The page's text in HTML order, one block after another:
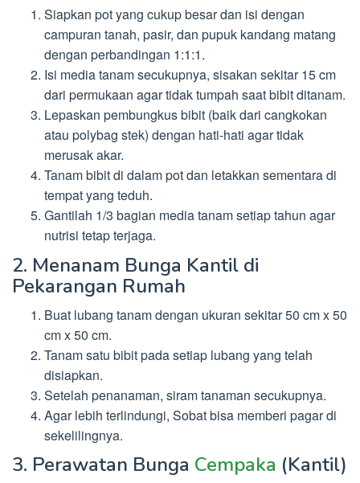
Siapkan pot yang cukup besar dan isi dengan
campuran tanah, pasir, dan pupuk kandang matang
dengan perbandingan 1:1:1.
Isi media tanam secukupnya, sisakan sekitar 15 cm
dari permukaan agar tidak tumpah saat bibit ditanam.
Lepaskan pembungkus bibit (baik dari cangkokan
atau polybag stek) dengan hati-hati agar tidak
merusak akar.
Tanam bibit di dalam pot dan letakkan sementara di
tempat yang teduh.
Gantilah 1/3 bagian media tanam setiap tahun agar
nutrisi tetap terjaga.
2. Menanam Bunga Kantil di
Pekarangan Rumah
Buat lubang tanam dengan ukuran sekitar 50 cm x 50
cm x 50 cm.
Tanam satu bibit pada setiap lubang yang telah
disiapkan.
Setelah penanaman, siram tanaman secukupnya.
Agar lebih terlindungi, Sobat bisa memberi pagar di
sekelilingnya.
3. Perawatan Bunga Cempaka (Kantil)